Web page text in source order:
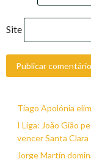
Site
Tiago Apolónia
I Liga: João Gião
vencer Santa Clara
Jorge Martín